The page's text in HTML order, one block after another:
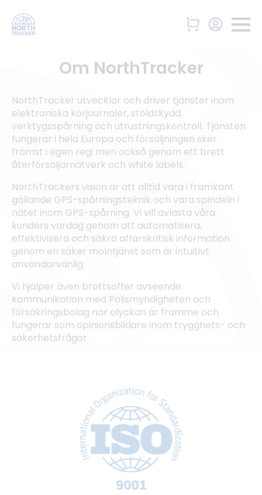
Om NorthTracker
NorthTracker utvecklar och driver tjänster inom
elektroniska körjournaler, stöldskydd,
verktygsspårning och utrustningskontroll. Tjänsten
fungerar i hela Europa och försäljningen sker
främst i egen regi men också genom ett brett
återförsäljarnätverk och white labels.
NorthTrackers vision är att alltid vara i framkant
gällande GPS-spårningsteknik och vara spindeln i
nätet inom GPS-spårning. Vi vill avlasta våra
kunders vardag genom att automatisera,
effektivisera och säkra affärskritisk information
genom en säker molntjänst som är intuitivt
användarvänlig.
Vi hjälper även brottsoffer avseende
kommunikation med Polismyndigheten och
försäkringsbolag när olyckan är framme och
fungerar som opinionsbildare inom trygghets- och
säkerhetsfrågor.